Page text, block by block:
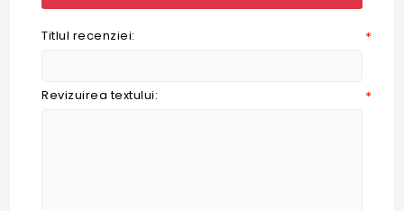
Titlul recenziei: *
Revizuirea textului: *